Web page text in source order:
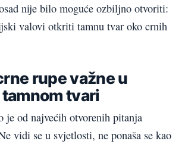
nije bilo moguće ozbiljno otvoriti:
valovi otkriti tamnu tvar oko crnih
rupe važne u
tvari
je od najvećih otvorenih pitanja
vidi se u svjetlosti, ne ponaša se kao